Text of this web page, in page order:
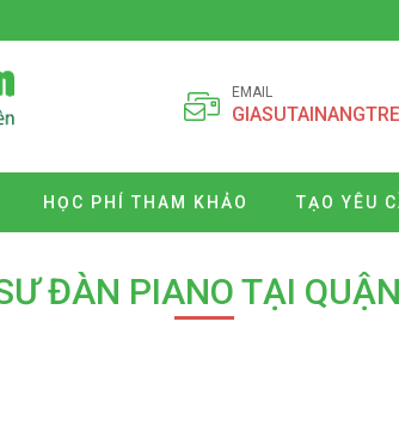
EMAIL
HỌC PHÍ THAM KHẢO TẠO YÊU
ĐÀN PIANO TẠI